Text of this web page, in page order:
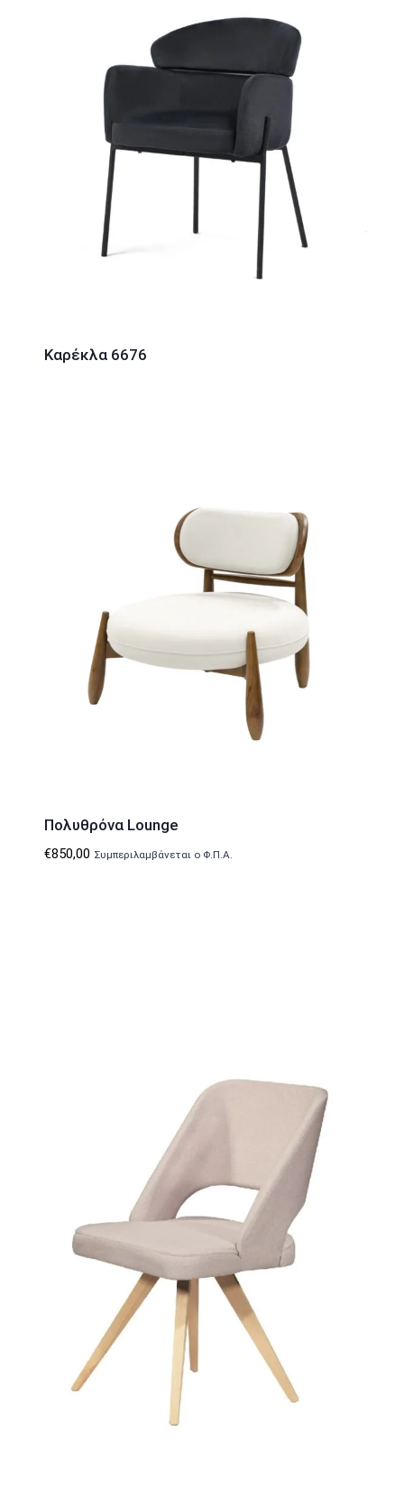
Καρέκλα 6676
Πολυθρόνα Lounge
€850,00 Συμπεριλαμβάνεται ο Φ.Π.Α.